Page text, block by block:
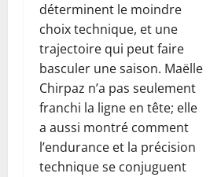
déterminent le moindre
choix technique, et une
trajectoire qui peut faire
basculer une saison. Maëlle
Chirpaz n’a pas seulement
franchi la ligne en tête; elle
a aussi montré comment
l’endurance et la précision
technique se conjuguent